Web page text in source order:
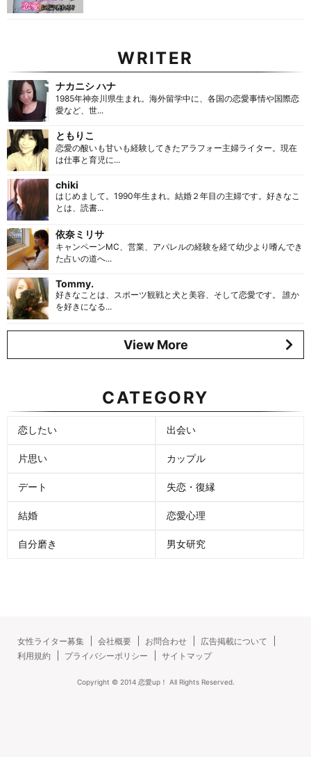
WRITER
ナカニシ ハナ
1985年神奈川県生まれ。海外留学中に、各国の恋愛事情や国際恋
愛など、世...
ともりこ
恋愛の酸いも甘いも経験してきたアラフォー主婦ライター。現在
は仕事と育児に...
chiki
はじめまして。1990年生まれ。結婚２年目の主婦です。好きなこ
とは、読書...
依奈ミリサ
キャンペーンMC、営業、アパレルの経験を経て幼少より嗜んでき
た占いの道へ...
Tommy.
好きなことは、スポーツ観戦と犬と美容、そして恋愛です。 誰か
を好きになる...
View More
CATEGORY
恋したい 出会い
片思い カップル
デート 失恋・復縁
結婚 恋愛心理
自分磨き 男女研究
女性ライター募集 会社概要 お問合わせ
広告掲載について
利用規約
プライバシーポリシー サイトマップ
Copyright © 2014 恋愛up！ All Rights Reserved.